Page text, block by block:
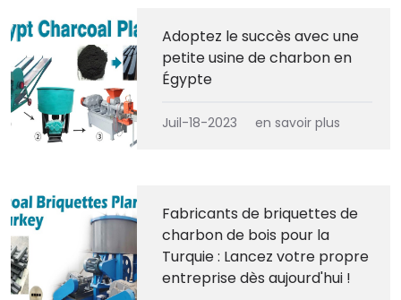
Adoptez le succès avec une
petite usine de charbon en
Égypte
Juil-18-2023 en savoir plus
Fabricants de briquettes de
charbon de bois pour la
Turquie : Lancez votre propre
entreprise dès aujourd'hui !